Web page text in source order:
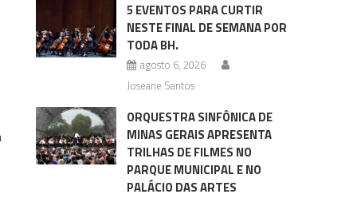
5 EVENTOS PARA CURTIR
NESTE FINAL DE SEMANA POR
TODA BH.
agosto 6, 2026
Joseane Santos
ORQUESTRA SINFÔNICA DE
MINAS GERAIS APRESENTA
TRILHAS DE FILMES NO
PARQUE MUNICIPAL E NO
PALÁCIO DAS ARTES